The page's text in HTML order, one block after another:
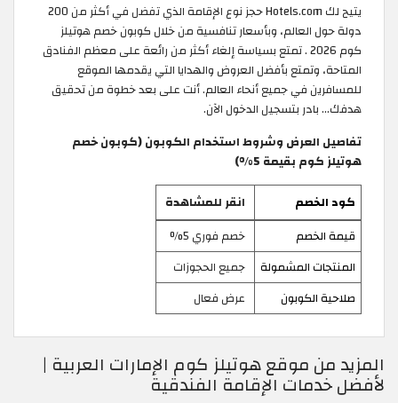
يتيح لك Hotels.com حجز نوع الإقامة الذي تفضل في أكثر من 200
دولة حول العالم، وبأسعار تنافسية من خلال كوبون خصم هوتيلز
كوم 2026 . تمتع بسياسة إلغاء أكثر من رائعة على معظم الفنادق
المتاحة، وتمتع بأفضل العروض والهدايا التي يقدمها الموقع
للمسافرين في جميع أنحاء العالم. أنت على بعد خطوة من تحقيق
هدفك… بادر بتسجيل الدخول الآن.
تفاصيل العرض وشروط استخدام الكوبون (كوبون خصم
هوتيلز كوم بقيمة 5%)
كود الخصم
انقر للمشاهدة
قيمة الخصم
خصم فوري 5%
المنتجات المشمولة
جميع الحجوزات
صلاحية الكوبون
عرض فعال
المزيد من موقع هوتيلز كوم الإمارات العربية |
لأفضل خدمات الإقامة الفندقية